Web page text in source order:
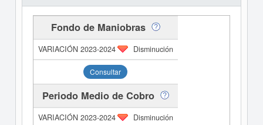
Fondo de Maniobras
Disminución
Consultar
Periodo Medio de Cobro
Disminución